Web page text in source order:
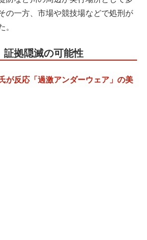
の一方、市場や競技場などで処刑が
。
証拠隠滅の可能性
が反応「過激アンダーウェア」の美